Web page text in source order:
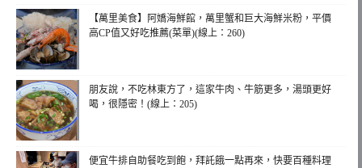
【萬里美食】阿嬌海鮮館，萬里蟹和巨大海鮮米粉，平價
高CP值又好吃推薦(菜單)(線上：260)
朋友說，不吃林東方了，這家牛肉、牛筋更多，湯頭更好
喝，很隱密！(線上：205)
便宜牛排自助餐吃到飽，拜託餓一點再來，快要百種料理